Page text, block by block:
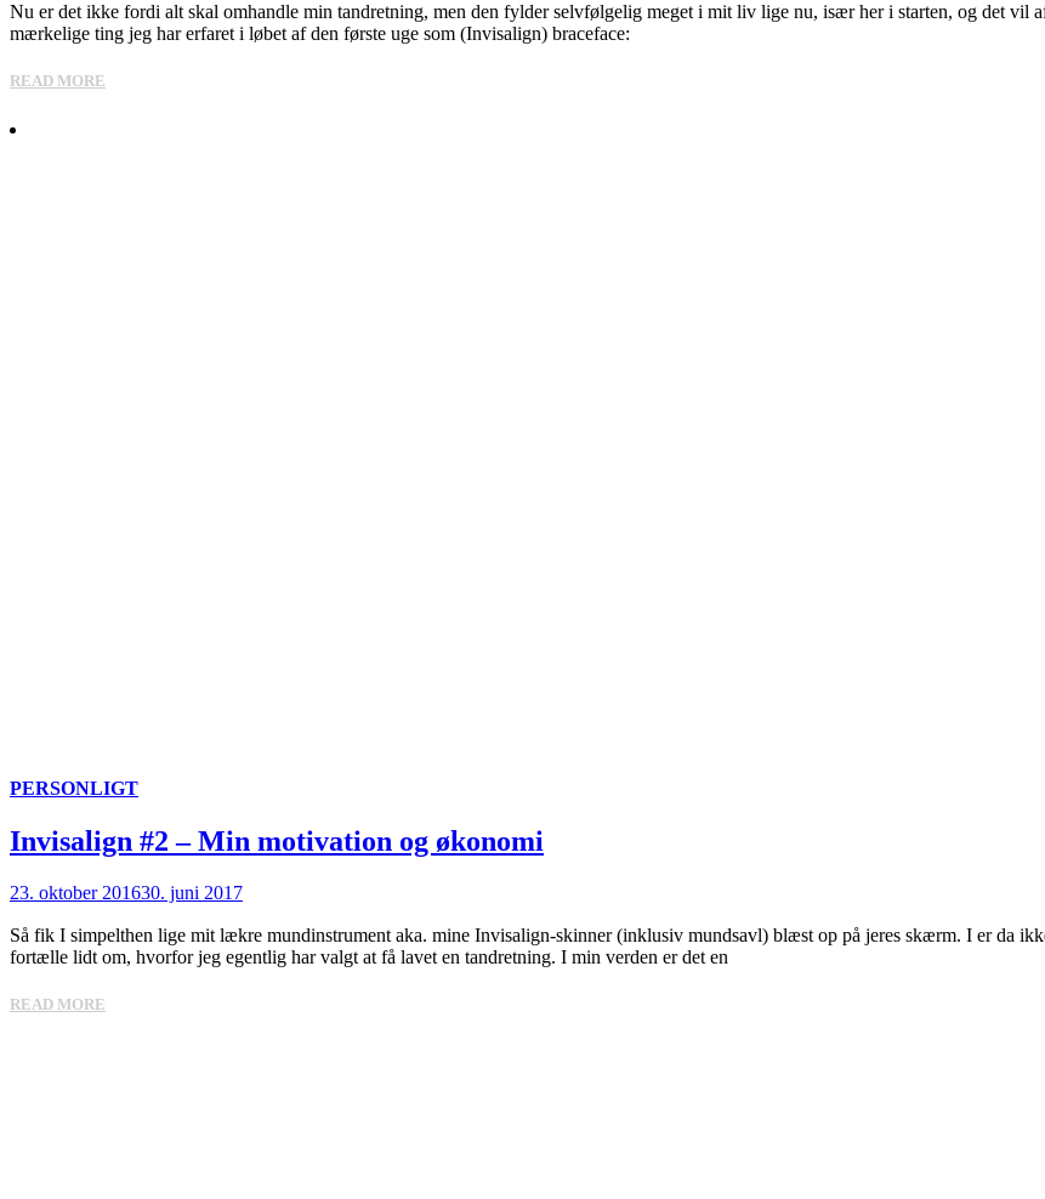
Nu er det ikke fordi alt skal omhandle min tandretning, men den fylder selvfølgelig meget i mit liv lige nu, især her i starten, og det vil
mærkelige ting jeg har erfaret i løbet af den første uge som (Invisalign) braceface:
READ MORE
PERSONLIGT
Invisalign #2 – Min motivation og økonomi
23. oktober 201630. juni 2017
Så fik I simpelthen lige mit lækre mundinstrument aka. mine Invisalign-skinner (inklusiv mundsavl) blæst op på jeres skærm. I er da
fortælle lidt om, hvorfor jeg egentlig har valgt at få lavet en tandretning. I min verden er det en
READ MORE